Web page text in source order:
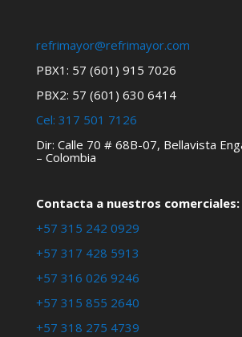
refrimayor@refrimayor.com
PBX1: 57 (601) 915 7026
PBX2: 57 (601) 630 6414
Cel: 317 501 7126
Dir: Calle 70 # 68B-07, Bellavista
– Colombia
Contacta a nuestros comerciales:
+57 315 242 0929
+57 317 428 5913
+57 316 026 9246
+57 315 855 2640
+57 318 275 4739